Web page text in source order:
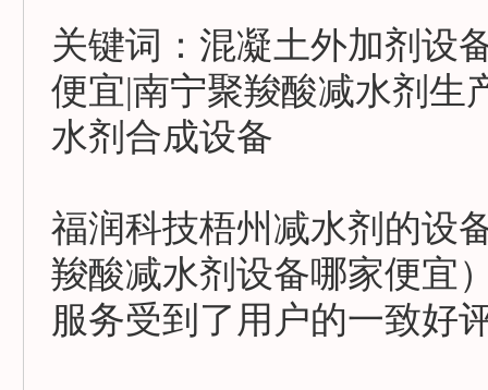
关键词：混凝土外加剂设
便宜|南宁聚羧酸减水剂生
水剂合成设备
福润科技梧州减水剂的设
羧酸减水剂设备哪家便宜
服务受到了用户的一致好